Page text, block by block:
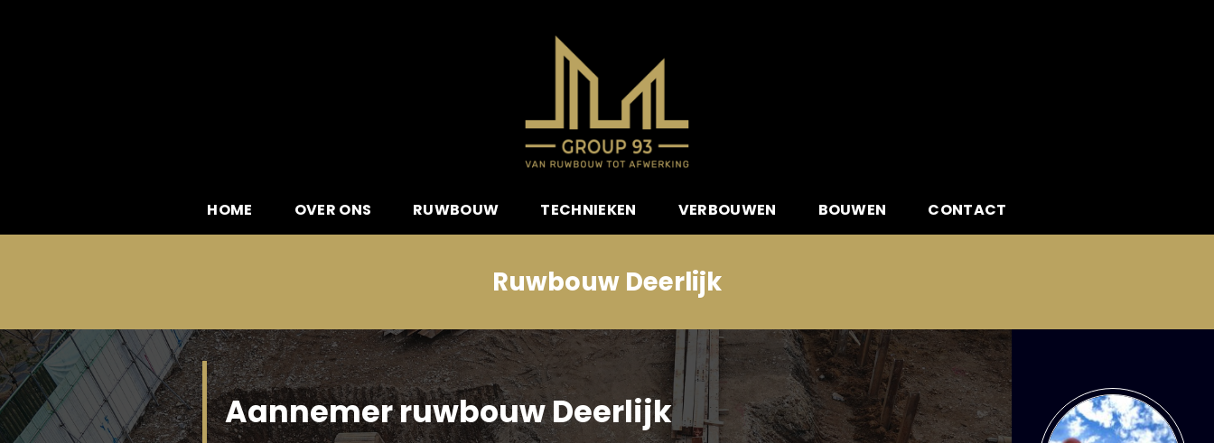
HOME OVER ONS RUWBOUW TECHNIEKEN VERBOUWEN BOUWEN CONTACT
Ruwbouw Deerlijk
Aannemer ruwbouw Deerlijk